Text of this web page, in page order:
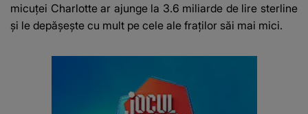
micuței Charlotte ar ajunge la 3.6 miliarde de lire sterline
și le depășește cu mult pe cele ale fraților săi mai mici.